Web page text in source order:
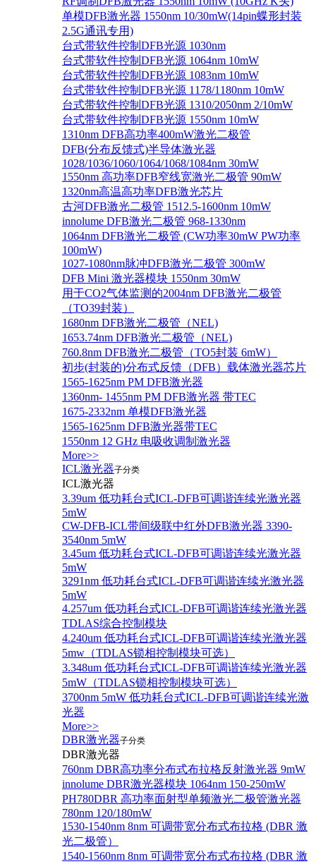
单模DFB激光器 1550nm 10/30mW(14pin蝶形封装
2.5G通讯专用)
台式带软件控制DFB光源 1030nm
台式带软件控制DFB光源 1064nm 10mW
台式带软件控制DFB光源 1083nm 10mW
台式带软件控制DFB光源 1178/1180nm 10mW
台式带软件控制DFB光源 1310/2050nm 2/10mW
台式带软件控制DFB光源 1550nm 10mW
1310nm DFB高功率400mW激光二极管
DFB(分布反馈式)半导体激光器
1028/1036/1060/1064/1068/1084nm 30mW
1550nm 高功率DFB窄线宽激光二极管 90mW
1320nm高温高功率DFB激光芯片
古河DFB激光二极管 1512.5-1600nm 10mW
innolume DFB激光二极管 968-1330nm
1064nm DFB激光二极管 (CW功率30mW PW功率
100mW)
1027-1080nm脉冲DFB激光二极管 300mW
DFB Mini 激光器模块 1550nm 30mW
用于CO2气体监测的2004nm DFB激光二极管
（TO39封装）
1680nm DFB激光二极管（NEL)
1653.74nm DFB激光二极管（NEL)
760.8nm DFB激光二极管（TO5封装 6mW）
初步(封装的)分布式反馈（DFB）载体激光器芯片
1565-1625nm PM DFB激光器
1360nm- 1455nm PM DFB激光器 带TEC
1675-2332nm 单模DFB激光器
1565-1625nm DFB激光器带TEC
1550nm 12 GHz 电吸收调制激光器
More>>
ICL激光器子分类
ICL激光器
3.39um 低功耗台式ICL-DFB可调谐连续光激光器
5mW
CW-DFB-ICL带间级联中红外DFB激光器 3390-
3540nm 5mW
3.45um 低功耗台式ICL-DFB可调谐连续光激光器
5mW
3291nm 低功耗台式ICL-DFB可调谐连续光激光器
5mW
4.257um 低功耗台式ICL-DFB可调谐连续光激光器
TDLAS综合控制模块
4.240um 低功耗台式ICL-DFB可调谐连续光激光器
5mw（TDLAS锁相控制模块可选）
3.348um 低功耗台式ICL-DFB可调谐连续光激光器
5mW（TDLAS锁相控制模块可选）
3700nm 5mW 低功耗台式ICL-DFB可调谐连续光激
光器
More>>
DBR激光器子分类
DBR激光器
760nm DBR高功率分布式布拉格反射激光器 9mW
innolume DBR激光器模块 1064nm 150-250mW
PH780DBR 高功率面射型单频激光二极管激光器
780nm 120/180mW
1530-1540nm 8nm 可调带宽分布式布拉格 (DBR 激
光二极管）
1540-1560nm 8nm 可调带宽分布式布拉格 (DBR 激